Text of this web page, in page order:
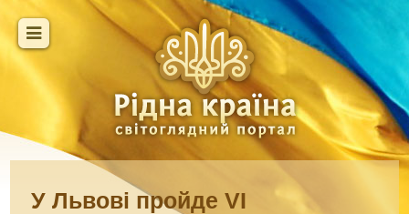
У Львові пройде VI